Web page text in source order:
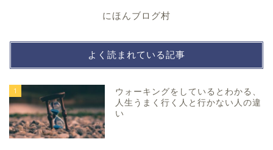
にほんブログ村
よく読まれている記事
1
ウォーキングをしているとわかる、
人生うまく行く人と行かない人の違
い